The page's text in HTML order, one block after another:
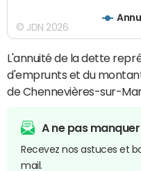
© JDN 2026
L'annuité de la dette
d'emprunts et du
de Chennevières-sur-
A ne pas manquer
Recevez nos astuces et
mail.